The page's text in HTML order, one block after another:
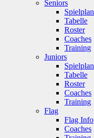
Seniors
Spielplan
Tabelle
Roster
Coaches
Training
Juniors
Spielplan
Tabelle
Roster
Coaches
Training
Flag
Flag Info
Coaches